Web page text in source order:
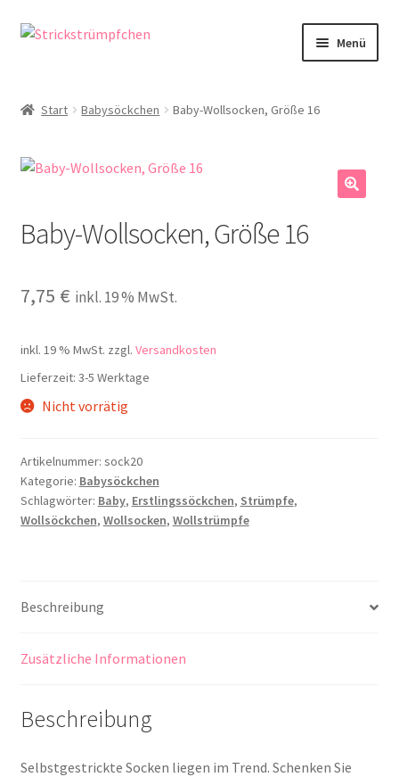
Zur
Zum
Menü
Donegal-Jäckchen & Pullis
Spielhosen & Mützen
Service
Kontakt
Start Babysöckchen Baby-Wollsocken, Größe 16
Baby-Wollsocken, Größe 16
7,75 € inkl. 19 % MwSt.
inkl. 19 % MwSt. zzgl. Versandkosten
Lieferzeit: 3-5 Werktage
Nicht vorrätig
Artikelnummer: sock20
Kategorie: Babysöckchen
Schlagwörter: Baby, Erstlingssöckchen, Strümpfe,
Wollsöckchen, Wollsocken, Wollstrümpfe
Beschreibung
Zusätzliche Informationen
Beschreibung
Selbstgestrickte Socken liegen im Trend. Schenken Sie